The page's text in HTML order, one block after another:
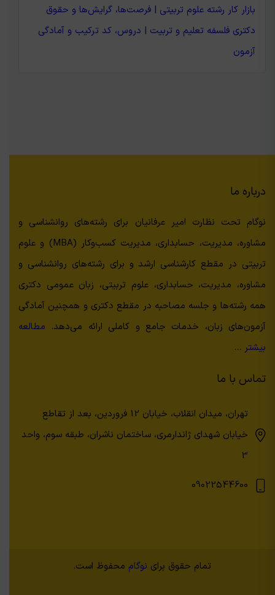
بازار کار رشته علوم تربیتی | فرصت‌ها، گرایش‌ها و حقوق
دکتری فلسفه تعلیم و تربیت | دروس، کد ترکیب و آمادگی
آزمون
درباره ما
نوگام تحت نظارت امیر عرفانیان برای رشته‌های روانشناسی و
مشاوره، مدیریت، حسابداری، مدیریت کسب‌وکار (MBA) و علوم
تربیتی در مقطع کارشناسی ارشد و برای رشته‌های روانشناسی و
مشاوره، مدیریت، حسابداری، علوم تربیتی، زبان عمومی دکتری
همه رشته‌ها و جلسه مصاحبه در مقطع دکتری و همچنین آمادگی
آزمون‌های زبان، خدمات جامع و کاملی ارائه می‌دهد. مطالعه
بیشتر …
تماس با ما
تهران، میدان انقلاب، خیابان 12 فروردین، بعد از تقاطع
خیابان شهدای ژاندارمری، ساختمان ناشران، طبقه سوم، واحد
3
09022544600
تمام حقوق برای نوگام محفوظ است.